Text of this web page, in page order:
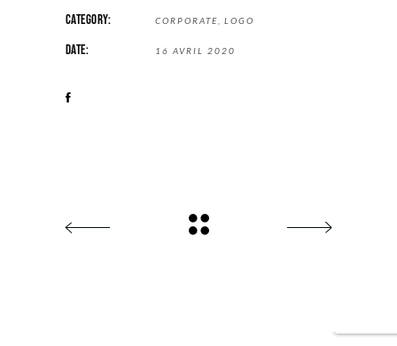
CATEGORY: CORPORATE LOGO
DATE: 16 AVRIL 2020